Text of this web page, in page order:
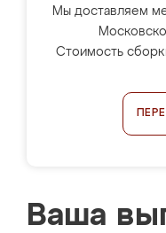
Мы доставляем
Стоимость
Ваша